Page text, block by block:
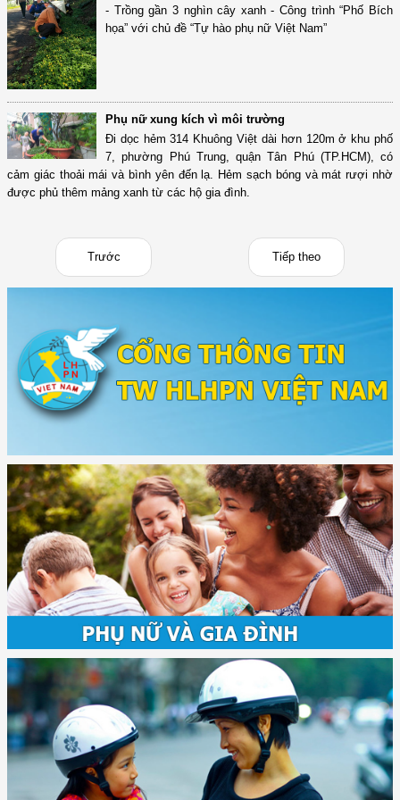
- Trồng gần 3 nghìn cây xanh - Công trình “Phố Bích
họa” với chủ đề “Tự hào phụ nữ Việt Nam”
Phụ nữ xung kích vì môi trường
Đi dọc hẻm 314 Khuông Việt dài hơn 120m ở khu phố
7, phường Phú Trung, quận Tân Phú (TP.HCM), có
cảm giác thoải mái và bình yên đến lạ. Hẻm sạch bóng và mát rượi nhờ
được phủ thêm mảng xanh từ các hộ gia đình.
Trước Tiếp theo